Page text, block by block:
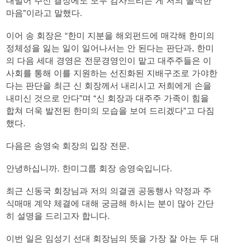
마음”이라고 말했다.
이어 송 회장은 “한미 지분을 해외펀드에 매각해 한미의
정체성을 잃는 일이 일어나서는 안 된다는 판단과, 한미
의 다음 세대 경영은 전문경영인이 맡고 대주주들은 이
사회를 통해 이를 지원하는 선진화된 지배구조로 가야한
다는 판단을 최근 신 회장께서 내리시고 저희에게 손을
내미신 것으로 안다”며 “신 회장과 대주주 가족이 힘을
합쳐 더욱 발전된 한미의 모습을 보여 드리겠다”고 다짐
했다.
다음은 송영숙 회장의 입장 전문.
안녕하십니까. 한미그룹 회장 송영숙입니다.
최근 신동국 회장님과 저의 의결권 공동행사 약정과 주
식매매 계약 체결에 대해 궁금해 하시는 분이 많아 간단
히 설명을 드리고자 합니다.
이번 일은 임성기 선대 회장님의 뜻을 가장 잘 아는 두 대